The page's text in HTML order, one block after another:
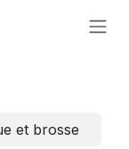
et brosse